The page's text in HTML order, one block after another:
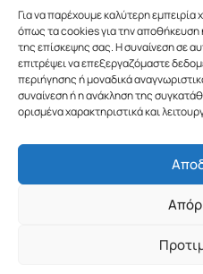
Για να παρέχουμε καλύτερη εμπειρία
όπως τα cookies για την
της επίσκεψης σας. Η συναίνεση σε
επιτρέψει να επεξεργαζόμαστε
περιήγησης ή μοναδικά
συναίνεση ή η ανάκληση της
ορισμένα χαρακτηριστικά και
Copyright © 2019
Σχεδιασμός &